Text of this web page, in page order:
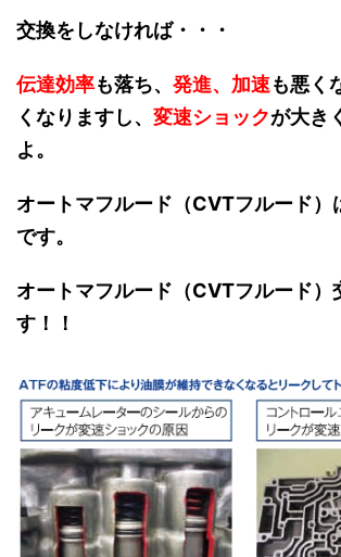
交換をしなければ・・・
伝達効率も落ち、 発進、加速も悪く
くなりますし、 変速ショックが大き
よ。
オートマフルード（CVTフルード）
です。
オートマフルード（CVTフルード）
す！！